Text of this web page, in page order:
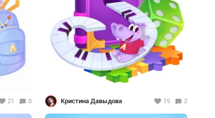
21 0 Кристина Давыдова 19 2